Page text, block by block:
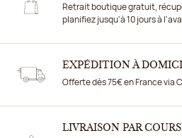
Retrait boutique gratuit,
planifiez jusqu'à 10 jours à
EXPÉDITION À
Offerte dès 75€ en France via
LIVRAISON PAR